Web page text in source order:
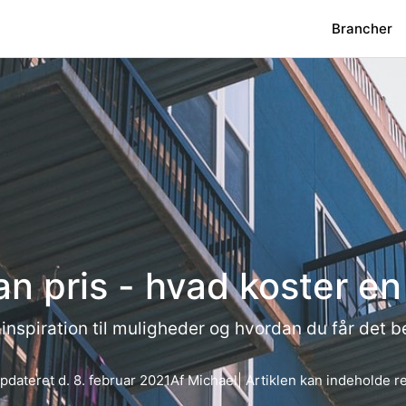
Brancher
pris - hvad koster
inspiration til muligheder og hvordan du får det
d. 8. februar 2021AfMichael| Artiklen kan indeholde